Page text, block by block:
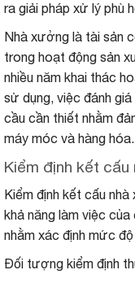
ra giải pháp xử lý phù
Nhà xưởng là tài sản
trong hoạt động sản
nhiều năm khai thác
sử dụng, việc đánh
cầu cần thiết nhằm
máy móc và hàng hóa.
Kiểm định kết
Kiểm định kết cấu
khả năng làm việc
nhằm xác định mức
Đối tượng kiểm định